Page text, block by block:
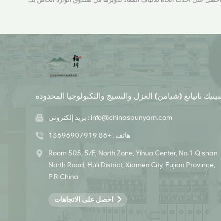
نانيانغ (شيامن) الغزل والنسيج والتكنولوجيا المحدودة
بريد إلكتروني : info@chinaspunyarn.com
هاتف : +86 13696907919
Room 505, 5/F, North Zone, Yihua Center, No.1 Qishan
North Road, Huli District, Xiamen City, Fujian Province,
P.R.China
احصل على الاتجاهات